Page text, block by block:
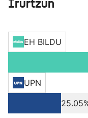
Irurtzun
EH BILDU
UPN